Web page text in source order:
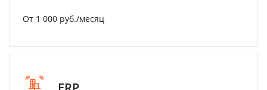
От 1 000 руб./месяц